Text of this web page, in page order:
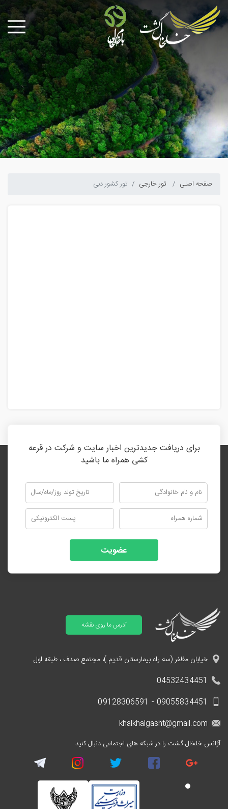
صفحه اصلی تور خارجی تور کشور دبی
برای دریافت جدیدترین اخبار سایت و شرکت در قرعه
کشی همراه ما باشید
عضویت
آدرس ما روی نقشه
خیابان مظفر (سه راه بیمارستان قدیم )، مجتمع صدف ، طبقه اول
04532434451
09055834451 - 09128306591
khalkhalgasht@gmail.com
آژانس خلخال گشت را در شبکه های اجتماعی دنبال کنید